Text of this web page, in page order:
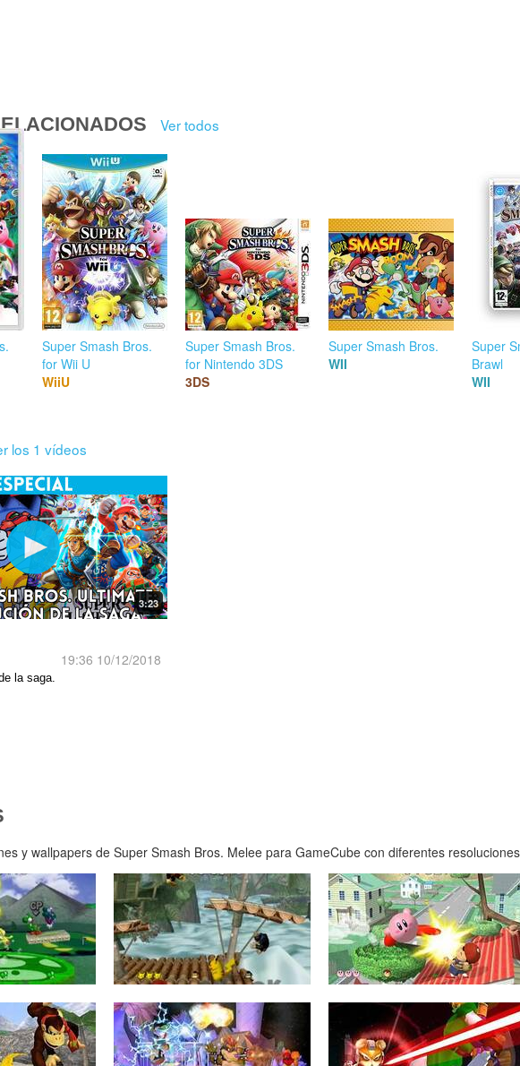
Ver todos
Super Smash Bros.
for Wii U
WiiU
Super Smash Bros.
for Nintendo 3DS
3DS
Super Smash Bros.
WII
Super
Brawl
WII
los 1 vídeos
3:23
19:36 10/12/2018
la saga.
y wallpapers de Super Smash Bros. Melee para GameCube con diferentes